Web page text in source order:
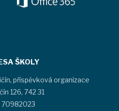
ŠKOLY
příspěvková organizace
126, 742 31
70982023